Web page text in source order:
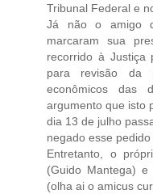
Tribunal Federal e
Já não o amigo
marcaram sua
recorrido à Justiça
para revisão da
econômicos
argumento que isto
dia 13 de julho
negado esse
Entretanto, o
(Guido Mantega)
(olha ai o amicus